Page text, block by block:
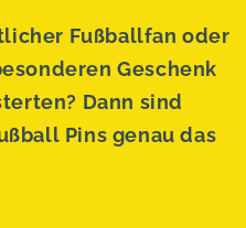
Fußballfan oder
Geschenk
Dann sind
Pins genau das